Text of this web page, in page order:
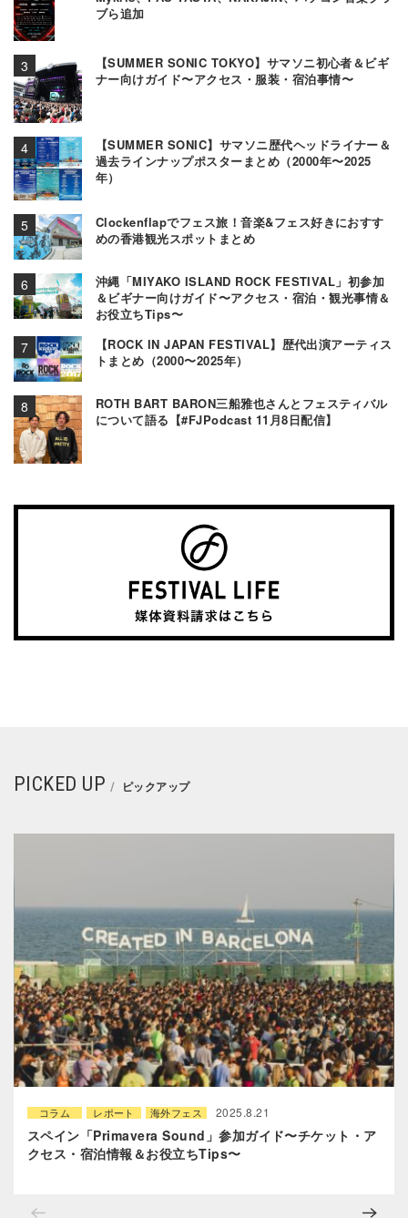
ブら追加
【SUMMER SONIC TOKYO】サマソニ初心者＆ビギ
ナー向けガイド〜アクセス・服装・宿泊事情〜
【SUMMER SONIC】サマソニ歴代ヘッドライナー＆
過去ラインナップポスターまとめ（2000年〜2025
年）
Clockenflapでフェス旅！音楽&フェス好きにおすす
めの香港観光スポットまとめ
沖縄「MIYAKO ISLAND ROCK FESTIVAL」初参加
＆ビギナー向けガイド〜アクセス・宿泊・観光事情＆
お役立ちTips〜
【ROCK IN JAPAN FESTIVAL】歴代出演アーティス
トまとめ（2000〜2025年）
ROTH BART BARON三船雅也さんとフェスティバル
について語る【#FJPodcast 11月8日配信】
PICKED UP ピックアップ
コラム レポート 海外フェス 2025.8.21
スペイン「Primavera Sound」参加ガイド〜チケット・ア
クセス・宿泊情報＆お役立ちTips〜